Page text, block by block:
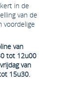
in de
van de
voordelige
van
tot 12u00
van
15u30.